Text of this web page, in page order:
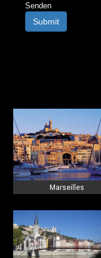
Senden
Submit
Marseilles